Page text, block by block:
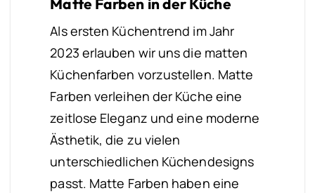
Als ersten Küchentrend im Jahr
2023 erlauben wir uns die matten
Küchenfarben vorzustellen. Matte
Farben verleihen der Küche eine
zeitlose Eleganz und eine moderne
Ästhetik, die zu vielen
unterschiedlichen Küchendesigns
passt. Matte Farben haben eine